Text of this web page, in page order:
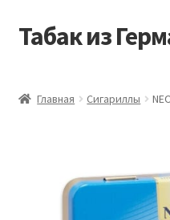
Перейти
Перейти
Табак из
Главная Сигариллы